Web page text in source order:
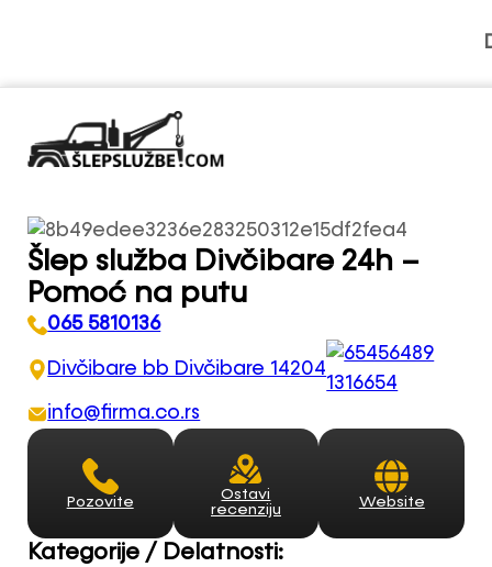
Šlep služba Divčibare 24h –
Pomoć na putu
065 5810136
Divčibare bb Divčibare 14204
info@firma.co.rs
Pozovite
Ostavi
recenziju
Website
Kategorije / Delatnosti: